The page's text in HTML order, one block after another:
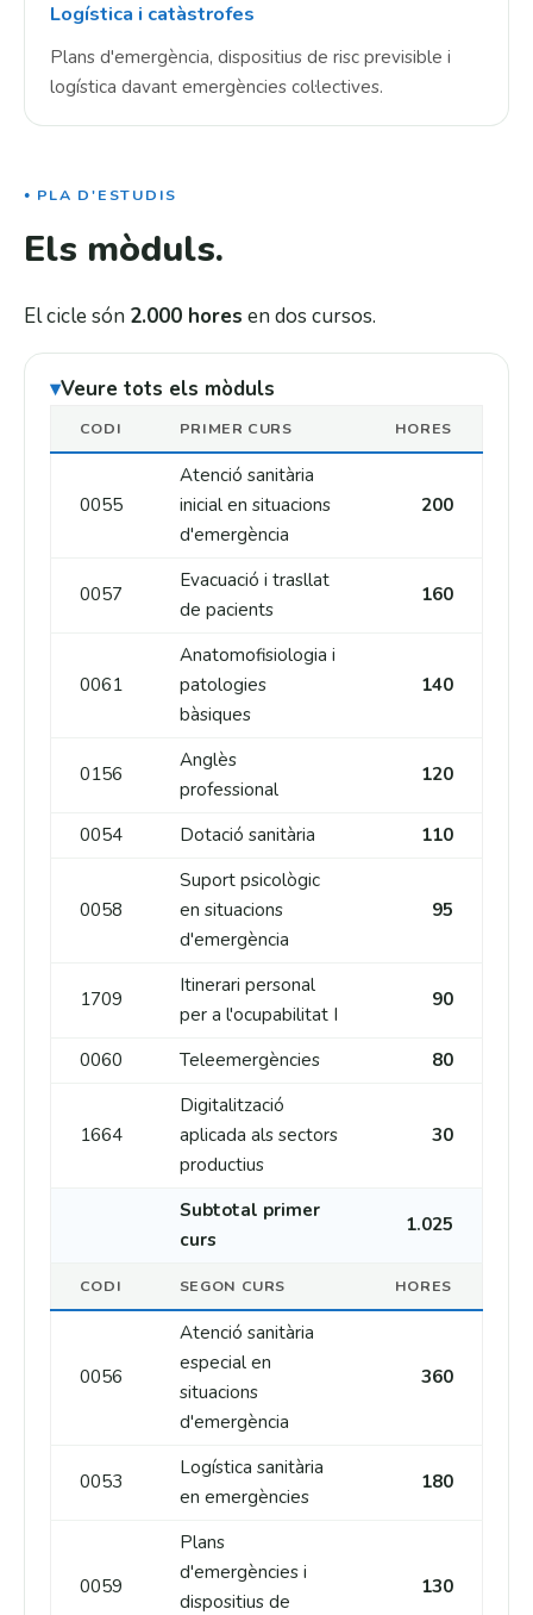
Logística i catàstrofes
Plans d'emergència, dispositius de risc previsible i
logística davant emergències col·lectives.
PLA D'ESTUDIS
Els mòduls.
El cicle són 2.000 hores en dos cursos.
Veure tots els mòduls
CODI PRIMER CURS HORES
0055
Atenció sanitària
inicial en situacions
d'emergència
200
0057
Evacuació i trasllat
de pacients
160
0061
Anatomofisiologia i
patologies
bàsiques
140
0156
Anglès
professional
120
0054 Dotació sanitària 110
0058
Suport psicològic
en situacions
d'emergència
95
1709
Itinerari personal
per a l'ocupabilitat I
90
0060 Teleemergències 80
1664
Digitalització
aplicada als sectors
productius
30
Subtotal primer
curs
1.025
CODI SEGON CURS HORES
0056
Atenció sanitària
especial en
situacions
d'emergència
360
0053
Logística sanitària
en emergències
180
0059
Plans
d'emergències i
dispositius de
130